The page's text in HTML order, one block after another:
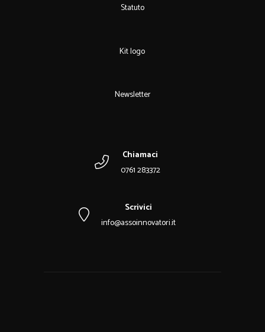
Statuto
Kit logo
Newsletter
Chiamaci
0761 283372
Scrivici
info@assoinnovatori.it